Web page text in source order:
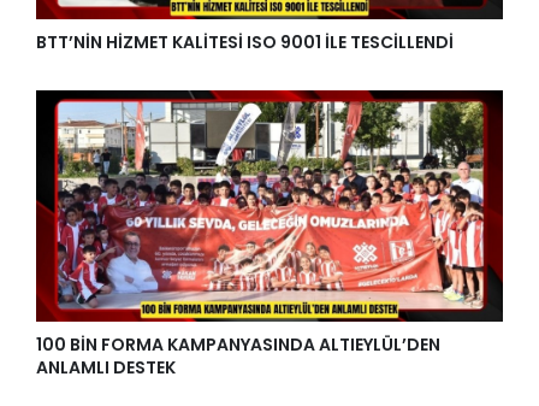
BTT’NİN HİZMET KALİTESİ ISO 9001 İLE TESCİLLENDİ
100 BİN FORMA KAMPANYASINDA ALTIEYLÜL’DEN
ANLAMLI DESTEK